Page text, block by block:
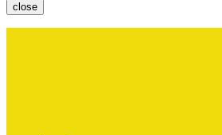
close